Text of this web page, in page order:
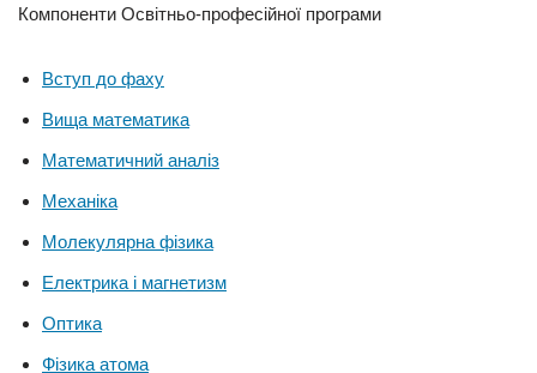
Компоненти Освітньо-професійної програми
Вступ до фаху
Вища математика
Математичний аналіз
Механіка
Молекулярна фізика
Електрика і магнетизм
Оптика
Фізика атома